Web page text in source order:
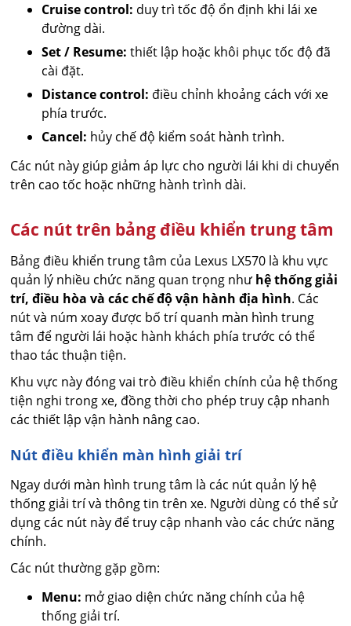
Cruise control: duy trì tốc độ ổn định khi lái xe
đường dài.
Set / Resume: thiết lập hoặc khôi phục tốc độ đã
cài đặt.
Distance control: điều chỉnh khoảng cách với xe
phía trước.
Cancel: hủy chế độ kiểm soát hành trình.
Các nút này giúp giảm áp lực cho người lái khi di chuyển
trên cao tốc hoặc những hành trình dài.
Các nút trên bảng điều khiển trung tâm
Bảng điều khiển trung tâm của Lexus LX570 là khu vực
quản lý nhiều chức năng quan trọng như hệ thống giải
trí, điều hòa và các chế độ vận hành địa hình. Các
nút và núm xoay được bố trí quanh màn hình trung
tâm để người lái hoặc hành khách phía trước có thể
thao tác thuận tiện.
Khu vực này đóng vai trò điều khiển chính của hệ thống
tiện nghi trong xe, đồng thời cho phép truy cập nhanh
các thiết lập vận hành nâng cao.
Nút điều khiển màn hình giải trí
Ngay dưới màn hình trung tâm là các nút quản lý hệ
thống giải trí và thông tin trên xe. Người dùng có thể sử
dụng các nút này để truy cập nhanh vào các chức năng
chính.
Các nút thường gặp gồm:
Menu: mở giao diện chức năng chính của hệ
thống giải trí.